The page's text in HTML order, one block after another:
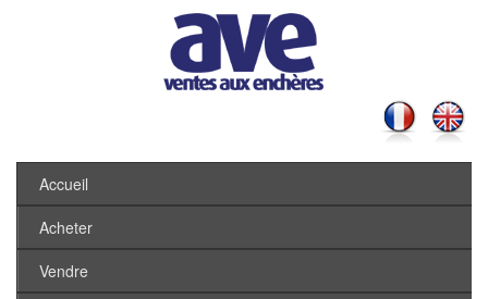
Accueil
Acheter
Vendre